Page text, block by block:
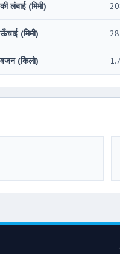
की लंबाई (मिमी)
ऊँचाई (मिमी) 28
वजन (किलो)